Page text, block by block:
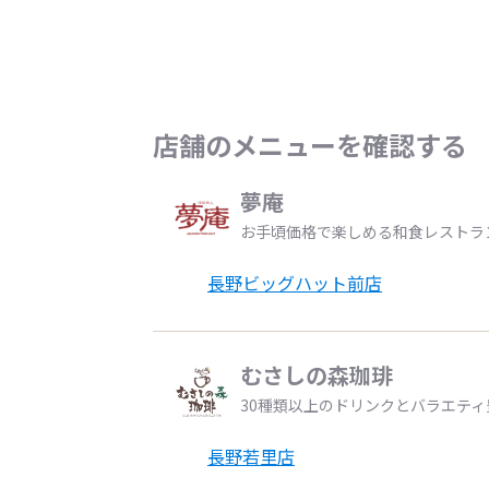
店舗のメニューを確認する
夢庵
お手頃価格で楽しめる和食レストラ
長野ビッグハット前店
むさしの森珈琲
30種類以上のドリンクとバラエテ
長野若里店